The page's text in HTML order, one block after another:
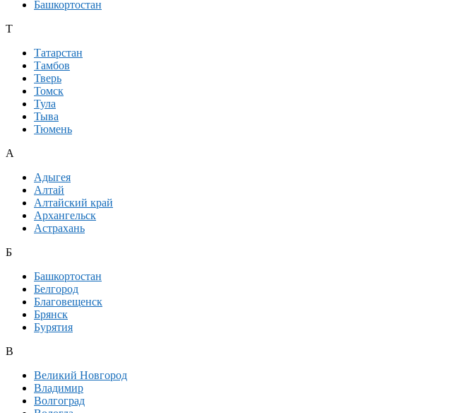
Башкортостан
Т
Татарстан
Тамбов
Тверь
Томск
Тула
Тыва
Тюмень
А
Адыгея
Алтай
Алтайский край
Архангельск
Астрахань
Б
Башкортостан
Белгород
Благовещенск
Брянск
Бурятия
В
Великий Новгород
Владимир
Волгоград